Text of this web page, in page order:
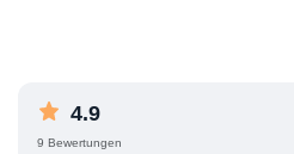
4.9
9 Bewertungen